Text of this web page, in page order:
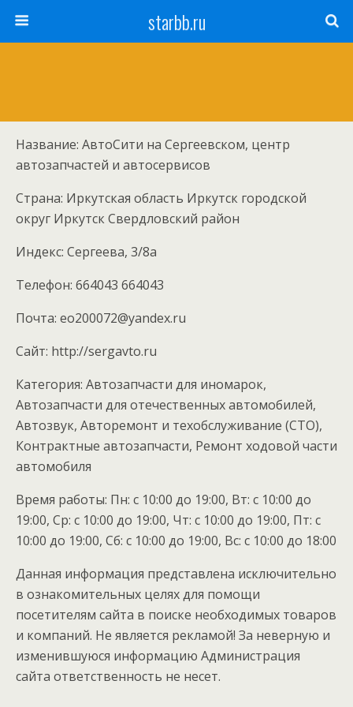
starbb.ru
Название: АвтоСити на Сергеевском, центр
автозапчастей и автосервисов
Страна: Иркутская область Иркутск городской
округ Иркутск Свердловский район
Индекс: Сергеева, 3/8а
Телефон: 664043 664043
Почта: eo200072@yandex.ru
Cайт: http://sergavto.ru
Категория: Автозапчасти для иномарок,
Автозапчасти для отечественных автомобилей,
Автозвук, Авторемонт и техобслуживание (СТО),
Контрактные автозапчасти, Ремонт ходовой части
автомобиля
Время работы: Пн: с 10:00 до 19:00, Вт: с 10:00 до
19:00, Ср: с 10:00 до 19:00, Чт: с 10:00 до 19:00, Пт: с
10:00 до 19:00, Сб: с 10:00 до 19:00, Вс: с 10:00 до 18:00
Данная информация представлена исключительно
в ознакомительных целях для помощи
посетителям сайта в поиске необходимых товаров
и компаний. Не является рекламой! За неверную и
изменившуюся информацию Администрация
сайта ответственность не несет.